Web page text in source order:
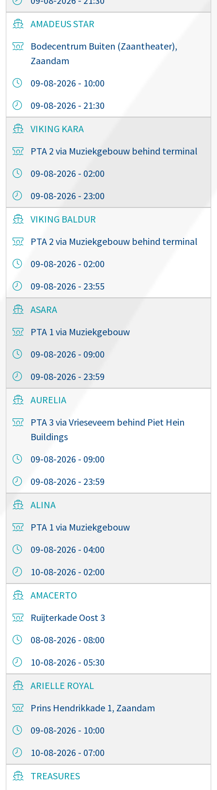
AMADEUS STAR
Bodecentrum Buiten (Zaantheater),
Zaandam
09-08-2026 - 10:00
09-08-2026 - 21:30
VIKING KARA
PTA 2 via Muziekgebouw behind terminal
09-08-2026 - 02:00
09-08-2026 - 23:00
VIKING BALDUR
PTA 2 via Muziekgebouw behind terminal
09-08-2026 - 02:00
09-08-2026 - 23:55
ASARA
PTA 1 via Muziekgebouw
09-08-2026 - 09:00
09-08-2026 - 23:59
AURELIA
PTA 3 via Vrieseveem behind Piet Hein
Buildings
09-08-2026 - 09:00
09-08-2026 - 23:59
ALINA
PTA 1 via Muziekgebouw
09-08-2026 - 04:00
10-08-2026 - 02:00
AMACERTO
Ruijterkade Oost 3
08-08-2026 - 08:00
10-08-2026 - 05:30
ARIELLE ROYAL
Prins Hendrikkade 1, Zaandam
09-08-2026 - 10:00
10-08-2026 - 07:00
TREASURES